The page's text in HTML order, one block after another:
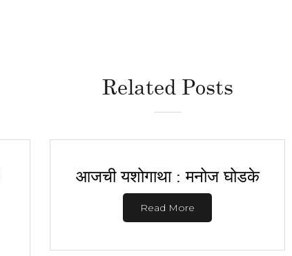
Related Posts
आजची यशोगाथा : मनोज घोडके
Read More